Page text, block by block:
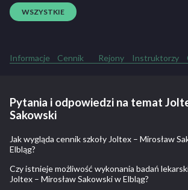
WSZYSTKIE
Informacje Cennik Rejony Instruktorzy
Pytania i odpowiedzi na temat
Sakowski
Jak wygląda cennik szkoły Joltex – Mirosław
Elbląg?
Kurs kat. B: 1300
Jazdy dodatkowe: 50
Czy istnieje możliwość wykonania badań
Joltex – Mirosław Sakowski w Elbląg?